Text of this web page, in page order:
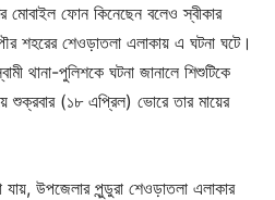
মোবাইল ফোন কিনেছেন বলেও স্বীকার
শহরের শেওড়াতলা এলাকায় এ ঘটনা ঘটে।
থানা-পুলিশকে ঘটনা জানালে শিশুটিকে
শুক্রবার (১৮ এপ্রিল) ভোরে তার মায়ের
যায়, উপজেলার পুন্ডুরা শেওড়াতলা এলাকার